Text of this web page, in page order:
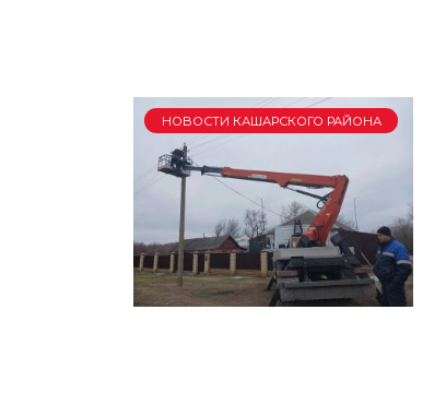
НОВОСТИ КАШАРСКОГО РАЙОНА